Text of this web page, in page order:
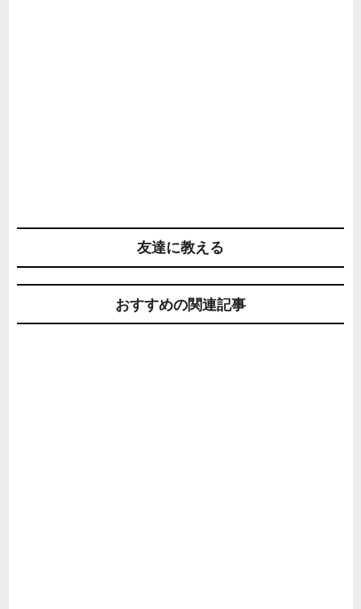
友達に教える
おすすめの関連記事